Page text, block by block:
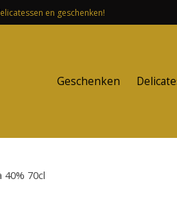
en geschenken!
Geschenken
40% 70cl